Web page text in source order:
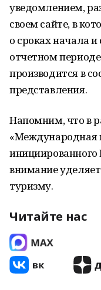
уведомлением,
своем сайте, в
о сроках начала
отчетном
производится в
представления.
Напомним, что в
«Международная
внимание
туризму.
Читайте нас